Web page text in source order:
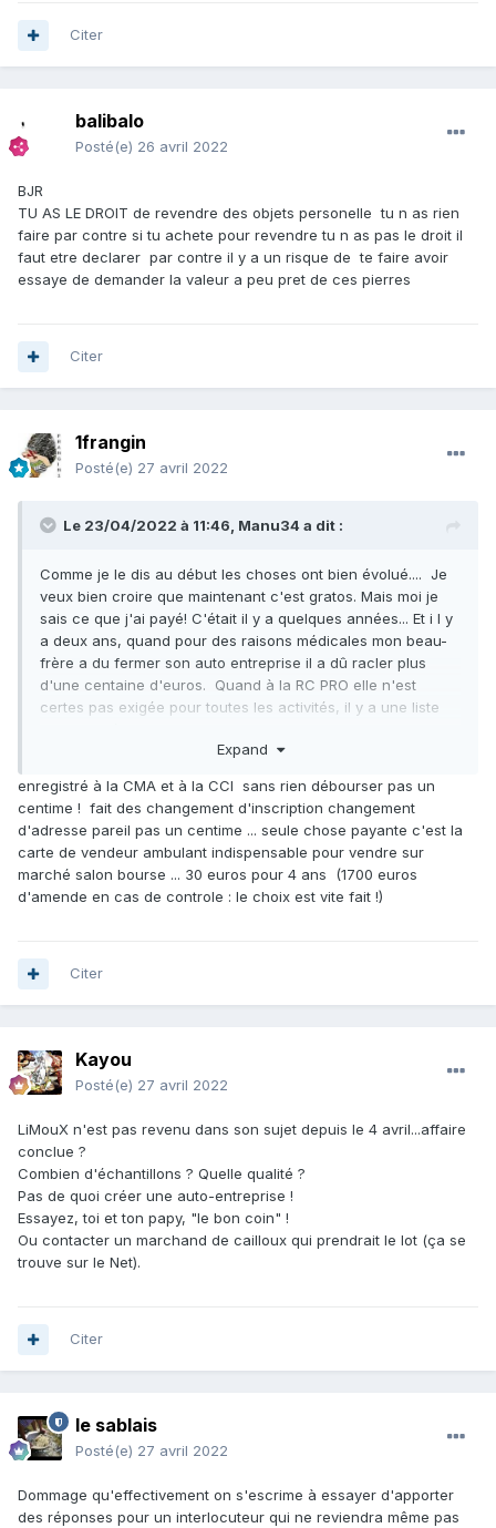
Citer
balibalo
Posté(e) 26 avril 2022
BJR
TU AS LE DROIT de revendre des objets personelle tu n as rien
faire par contre si tu achete pour revendre tu n as pas le droit il
faut etre declarer par contre il y a un risque de te faire avoir
essaye de demander la valeur a peu pret de ces pierres
Citer
1frangin
Posté(e) 27 avril 2022
Le 23/04/2022 à 11:46, Manu34 a dit :
Comme je le dis au début les choses ont bien évolué.... Je
veux bien croire que maintenant c'est gratos. Mais moi je
sais ce que j'ai payé! C'était il y a quelques années... Et i l y
a deux ans, quand pour des raisons médicales mon beau-
frère a du fermer son auto entreprise il a dû racler plus
d'une centaine d'euros. Quand à la RC PRO elle n'est
certes pas exigée pour toutes les activités, il y a une liste
toutefois conseillé d'en avoir une. Tu vends un minéral plus
t'écoute plus ou moins, il se rend malade et ça te retombe
sur la gueule. D'accord, c'est rare ce genre d'affaire, mais
ça reste possible (surtout dans la société actuelle). Et là tu
te dis qu'une assurance est la bienvenue.
Mais j'ai quand même un doute sur la gratuité.
L'enregistrement et les modifications auprès du tribunal du
langage. Même pour un K BIS original tu racles!
Expand
enregistré à la CMA et à la CCI sans rien débourser pas un
centime ! fait des changement d'inscription changement
d'adresse pareil pas un centime ... seule chose payante c'est la
carte de vendeur ambulant indispensable pour vendre sur
marché salon bourse ... 30 euros pour 4 ans (1700 euros
d'amende en cas de controle : le choix est vite fait !)
Citer
Kayou
Posté(e) 27 avril 2022
LiMouX n'est pas revenu dans son sujet depuis le 4 avril...affaire
conclue ?
Combien d'échantillons ? Quelle qualité ?
Pas de quoi créer une auto-entreprise !
Essayez, toi et ton papy, "le bon coin" !
Ou contacter un marchand de cailloux qui prendrait le lot (ça se
trouve sur le Net).
Citer
le sablais
Posté(e) 27 avril 2022
Dommage qu'effectivement on s'escrime à essayer d'apporter
des réponses pour un interlocuteur qui ne reviendra même pas